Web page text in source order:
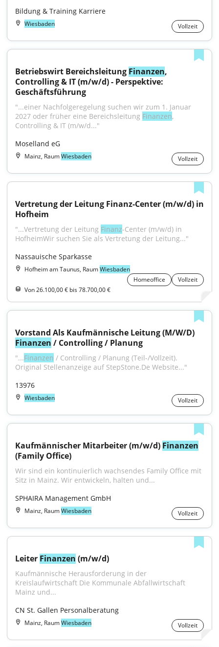
Bildung & Training Karriere
Wiesbaden Vollzeit
Betriebswirt Bereichsleitung Finanzen,
Controlling & IT (m/w/d) - Perspektive:
Geschäftsführung
"...einer Nachfolgeregelung suchen wir zum 1. Januar
2027 oder früher eine Bereichsleitung Finanzen,
Controlling & IT (m/w/d..."
Moselland eG
Mainz, RaumWiesbaden Vollzeit
Vertretung der Leitung Finanz-Center (m/w/d) in
Hofheim
"...Vertretung der Leitung Finanz-Center (m/w/d) in
HofheimWir suchen Sie als Vertretung der Leitung..."
Nassauische Sparkasse
Hofheim am Taunus, RaumWiesbaden
Homeoffice
Vollzeit
Von 26.100,00 € bis 78.700,00 €
Finanzen / Controlling / Planung
"...Finanzen / Controlling / Planung (Teil-/Vollzeit).
Original Stellenanzeige auf StepStone.De Website..."
13976
Wiesbaden Vollzeit
Kaufmännischer Mitarbeiter (m/w/d) Finanzen
(Family Office)
Wir sind ein kontinuierlich wachsendes Family Office mit
Sitz in Mainz. Wir entwickeln, halten und...
SPHAIRA Management GmbH
Mainz, RaumWiesbaden Vollzeit
Leiter Finanzen (m/w/d)
Kaufmännische Herausforderung in der
Kreislaufwirtschaft Die Kommunale Abfallwirtschaft
Mainz und...
CN St. Gallen Personalberatung
Mainz, RaumWiesbaden Vollzeit